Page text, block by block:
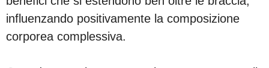
influenzando positivamente la composizione
corporea complessiva.